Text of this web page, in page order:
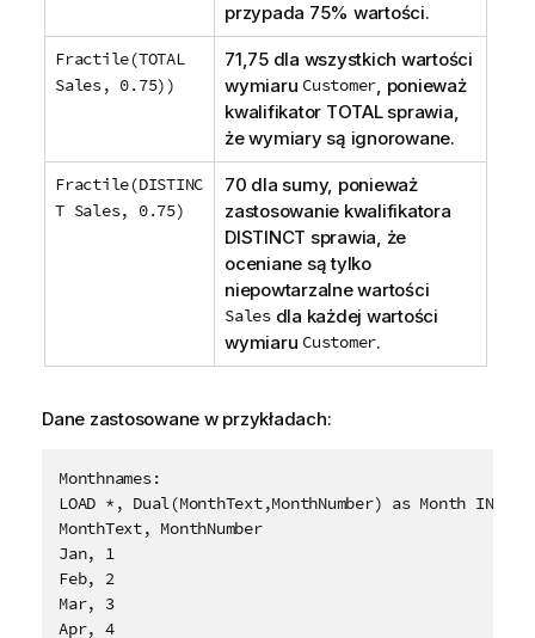
przypada 75% wartości.
Fractile(TOTAL
Sales, 0.75))
71,75 dla wszystkich wartości
wymiaru Customer , ponieważ
kwalifikator TOTALsprawia,
że wymiary są ignorowane.
Fractile(DISTINC
T Sales, 0.75)
70 dla sumy, ponieważ
zastosowanie kwalifikatora
DISTINCT sprawia, że
oceniane są tylko
niepowtarzalne wartości
Salesdla każdej wartości
wymiaru Customer.
Dane zastosowane w przykładach:
Monthnames:
LOAD *, Dual(MonthText,MonthNumber) as Month
MonthText, MonthNumber
Jan, 1
Feb, 2
Mar, 3
Apr, 4